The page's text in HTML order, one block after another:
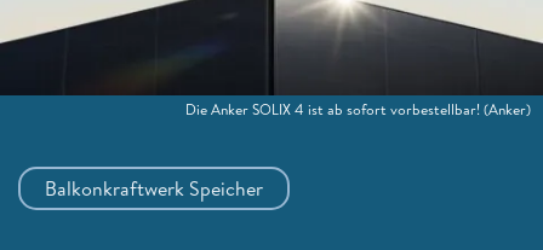
Balkonkraftwerk Speicher
Die Anker SOLIX 4 ist ab sofort vorbestellbar!(Anker)